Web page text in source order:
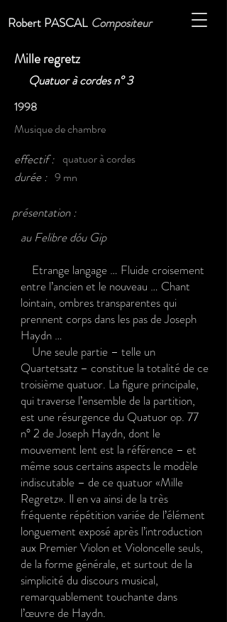
Robert PASCAL Compositeur
Mille regretz
Quatuor à cordes n° 3
1998
Musique de chambre
effectif : quatuor à cordes
durée : 9 mn
présentation :
au Felibre dóu Gip
Etrange langage … Fluide croisement
entre l’ancien et le nouveau … Chant
lointain, ombres transparentes qui
prennent corps dans les pas de Joseph
Haydn …
Une seule partie – telle un
Quartetsatz – constitue la totalité de ce
troisième quatuor. La figure principale,
qui traverse l’ensemble de la partition,
est une résurgence du Quatuor op. 77
n° 2 de Joseph Haydn, dont le
mouvement lent est la référence – et
même sous certains aspects le modèle
indiscutable – de ce quatuor «Mille
Regretz». Il en va ainsi de la très
fréquente répétition variée de l’élément
longuement exposé après l’introduction
aux Premier Violon et Violoncelle seuls,
de la forme générale, et surtout de la
simplicité du discours musical,
remarquablement touchante dans
l’œuvre de Haydn.